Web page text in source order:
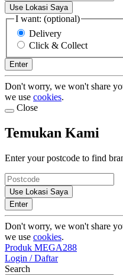
Use Lokasi Saya
I want: (optional)
Delivery
Click & Collect
Enter
Don't worry, we won't share
we use cookies.
Close
Temukan Kami
Enter your postcode to find
Use Lokasi Saya
Enter
Don't worry, we won't share
we use cookies.
Produk MEGA288
Login / Daftar
Search